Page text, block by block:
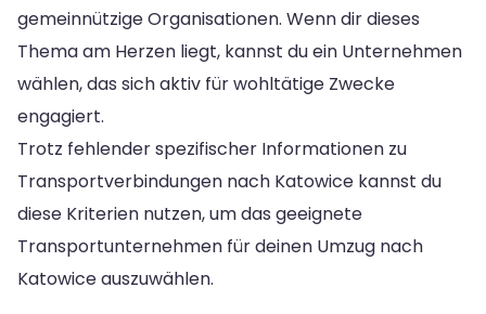
gemeinnützige Organisationen. Wenn dir dieses
Thema am Herzen liegt, kannst du ein Unternehmen
wählen, das sich aktiv für wohltätige Zwecke
engagiert.
Trotz fehlender spezifischer Informationen zu
Transportverbindungen nach Katowice kannst du
diese Kriterien nutzen, um das geeignete
Transportunternehmen für deinen Umzug nach
Katowice auszuwählen.